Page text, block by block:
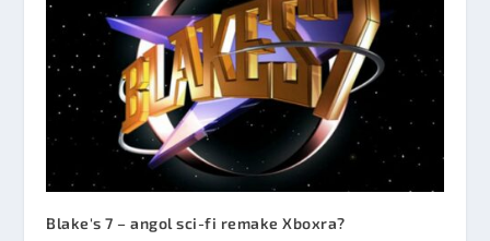
Blake's 7 – angol sci-fi remake Xboxra?